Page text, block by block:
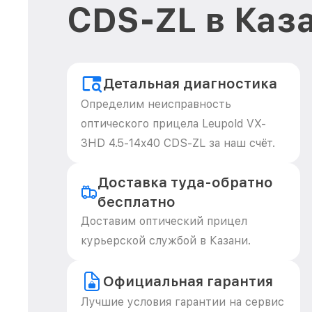
CDS-ZL в
Детальная диагностика
Определим неисправность
оптического прицела Leupold VX-
3HD 4.5-14x40 CDS-ZL за наш счёт.
Доставка туда-обратно
бесплатно
Доставим оптический прицел
курьерской службой в Казани.
Официальная гарантия
Лучшие условия гарантии на сервис